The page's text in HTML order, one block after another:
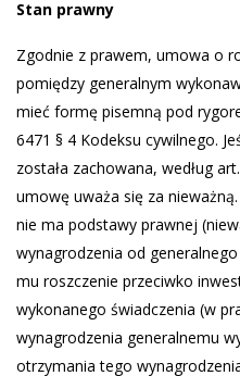
Stan prawny
Zgodnie z prawem, umowa o
pomiędzy generalnym
mieć formę pisemną pod
6471 § 4 Kodeksu cywilnego.
została zachowana, według
umowę uważa się za
nie ma podstawy prawnej
wynagrodzenia od
mu roszczenie przeciwko
wykonanego świadczenia (w
wynagrodzenia generalnemu
otrzymania tego